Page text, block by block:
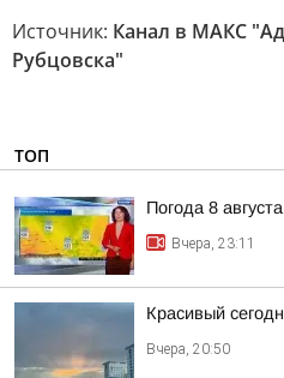
Источник: Канал в МАКС
Рубцовска"
ТОП
Погода 8 августа
Вчера, 23:11
Красивый
Вчера, 20:50